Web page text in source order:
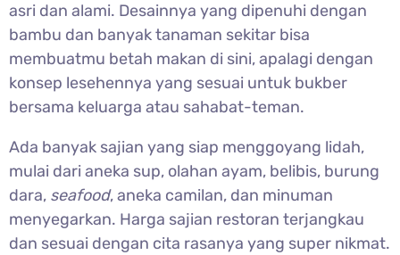
asri dan alami. Desainnya yang dipenuhi dengan
bambu dan banyak tanaman sekitar bisa
membuatmu betah makan di sini, apalagi dengan
konsep lesehennya yang sesuai untuk bukber
bersama keluarga atau sahabat-teman.
Ada banyak sajian yang siap menggoyang lidah,
mulai dari aneka sup, olahan ayam, belibis, burung
dara, seafood, aneka camilan, dan minuman
menyegarkan. Harga sajian restoran terjangkau
dan sesuai dengan cita rasanya yang super nikmat.